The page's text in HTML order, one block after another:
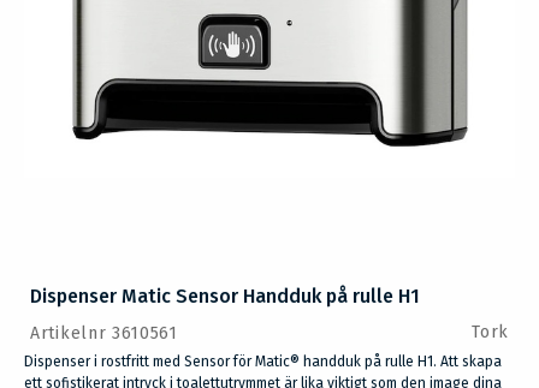
Dispenser Matic Sensor Handduk på rulle H1
Artikelnr 3610561 Tork
Dispenser i rostfritt med Sensor för Matic® handduk på rulle H1. Att skapa
ett sofistikerat intryck i toalettutrymmet är lika viktigt som den image dina